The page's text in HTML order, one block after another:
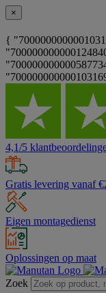
×
{
4,1/5
Gratis levering vanaf
Eigen montagedienst
Oplossingen op maat
Zoek